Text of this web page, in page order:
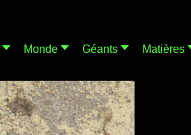
Monde Géants Matières